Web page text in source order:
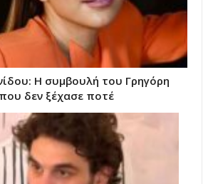
Η συμβουλή του Γρηγόρη
δεν ξέχασε ποτέ